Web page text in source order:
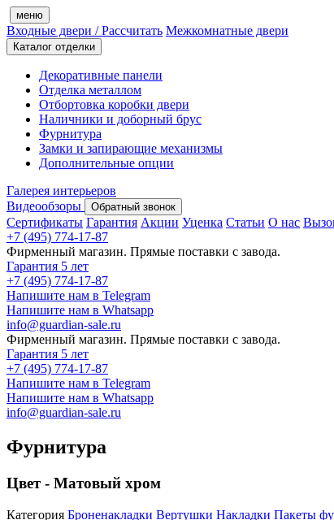
меню
Входные двери / Рассчитать Межкомнатные двери
Каталог отделки
Декоративные панели
Отделка металлом
Отбортовка коробки двери
Наличники и доборный брус
Фурнитура
Замки и запирающие механизмы
Дополнительные опции
Галерея интерьеров
Видеообзоры
Обратный звонок
Сертификаты Гарантия Акции Уценка Статьи О нас
+7 (495) 774-17-87
Фирменный магазин. Прямые поставки с завода.
Гарантия 5 лет
+7 (495) 774-17-87
Напишите нам в Telegram
Напишите нам в Whatsapp
info@guardian-sale.ru
Фирменный магазин. Прямые поставки с завода.
Гарантия 5 лет
+7 (495) 774-17-87
Напишите нам в Telegram
Напишите нам в Whatsapp
info@guardian-sale.ru
Фурнитура
Цвет - Матовый хром
Категория Броненакладки Вертушки Накладки Пакеты